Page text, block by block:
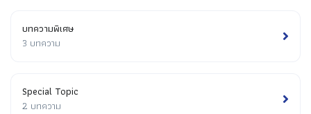
บทความพิเศษ
3 บทความ
Special Topic
2 บทความ